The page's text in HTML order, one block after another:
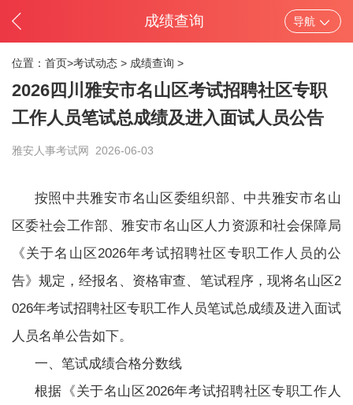
成绩查询 导航
位置： 首页>考试动态> 成绩查询 >
2026四川雅安市名山区考试招聘社区专职
工作人员笔试总成绩及进入面试人员公告
雅安人事考试网 2026-06-03
按照中共雅安市名山区委组织部、中共雅安市名山
区委社会工作部、雅安市名山区人力资源和社会保障局
《关于名山区2026年考试招聘社区专职工作人员的公
告》规定，经报名、资格审查、笔试程序，现将名山区2
026年考试招聘社区专职工作人员笔试总成绩及进入面试
人员名单公告如下。
一、笔试成绩合格分数线
根据《关于名山区2026年考试招聘社区专职工作人